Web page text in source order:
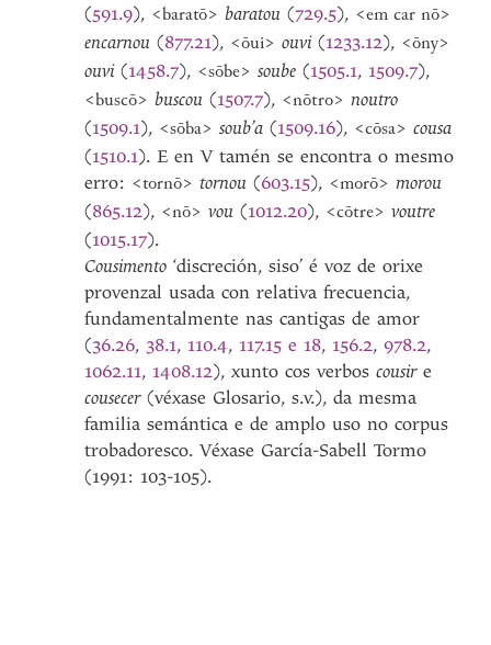
(591.9), <baratō>baratou(729.5), <em car nō>
encarnou(877.21), <ōui>ouvi(1233.12), <ōny>
ouvi(1458.7), <sōbe>soube(1505.1, 1509.7),
<buscō>buscou(1507.7), <nōtro>noutro
(1509.1), <sōba>soub’a (1509.16), <cōsa>cousa
(1510.1). E en V tamén se encontra o mesmo
erro: <tornō>tornou(603.15), <morō>morou
(865.12), <nō>vou(1012.20), <cōtre>voutre
(1015.17).
Cousimento‘discreción, siso’ é voz de orixe
provenzal usada con relativa frecuencia,
fundamentalmente nas cantigas de amor
(36.26, 38.1, 110.4, 117.15 e 18, 156.2,978.2,
1062.11, 1408.12), xunto cos verboscousire
cousecer(véxase Glosario, s.v.), da mesma
familia semántica e de amplo uso no corpus
trobadoresco. Véxase García-Sabell Tormo
(1991: 103-105).